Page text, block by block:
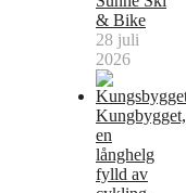
& Bike
28 juli
2026
Kungbygget,
en
långhelg
fylld av